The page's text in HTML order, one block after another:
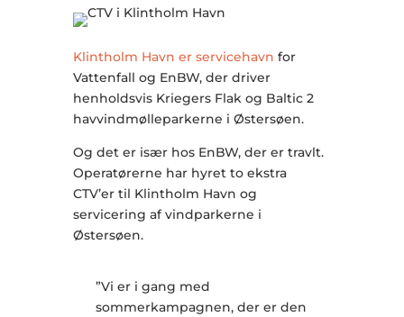
Klintholm Havn er servicehavn for
Vattenfall og EnBW, der driver
henholdsvis Kriegers Flak og Baltic 2
havvindmølleparkerne i Østersøen.
Og det er især hos EnBW, der er travlt.
Operatørerne har hyret to ekstra
CTV’er til Klintholm Havn og
servicering af vindparkerne i
Østersøen.
”Vi er i gang med
sommerkampagnen, der er den